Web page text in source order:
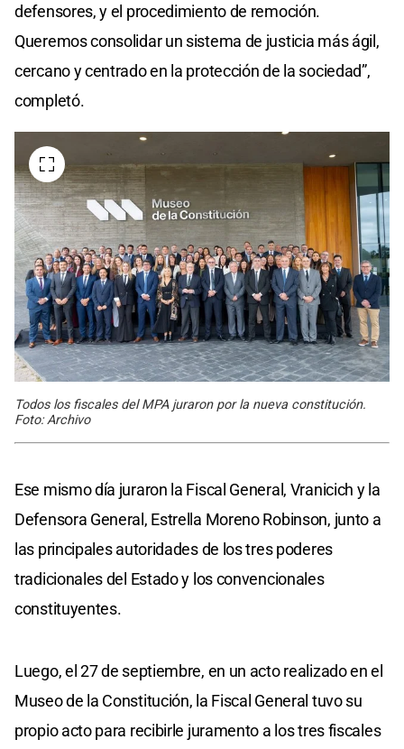
defensores, y el procedimiento de remoción.
Queremos consolidar un sistema de justicia más ágil,
cercano y centrado en la protección de la sociedad”,
completó.
Todos los fiscales del MPA juraron por la nueva constitución.
Foto: Archivo
Ese mismo día juraron la Fiscal General, Vranicich y la
Defensora General, Estrella Moreno Robinson, junto a
las principales autoridades de los tres poderes
tradicionales del Estado y los convencionales
constituyentes.
Luego, el 27 de septiembre, en un acto realizado en el
Museo de la Constitución, la Fiscal General tuvo su
propio acto para recibirle juramento a los tres fiscales